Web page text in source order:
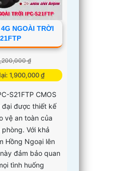
NGOÀI TRỜI
₫
1,900,000 ₫
S21FTP CMOS
đại được thiết kế
vệ an toàn của
Với khả
Hồng Ngoại lên
đảm bảo quan
tình huống